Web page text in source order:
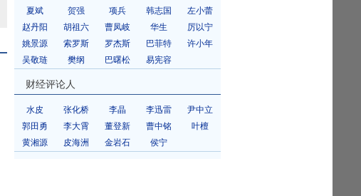
夏斌
贺强 项兵 韩志国
左小蕾
赵丹阳
胡祖六 曹凤岐 华生
厉以宁
姚景源
索罗斯 罗杰斯 巴菲特
许小年
吴敬琏
樊纲 巴曙松 易宪容
财经评论人
水皮 张化桥 李晶 李迅雷
尹中立
郭田勇
李大霄 董登新 曹中铭
叶檀
黄湘源
皮海洲 金岩石 侯宁